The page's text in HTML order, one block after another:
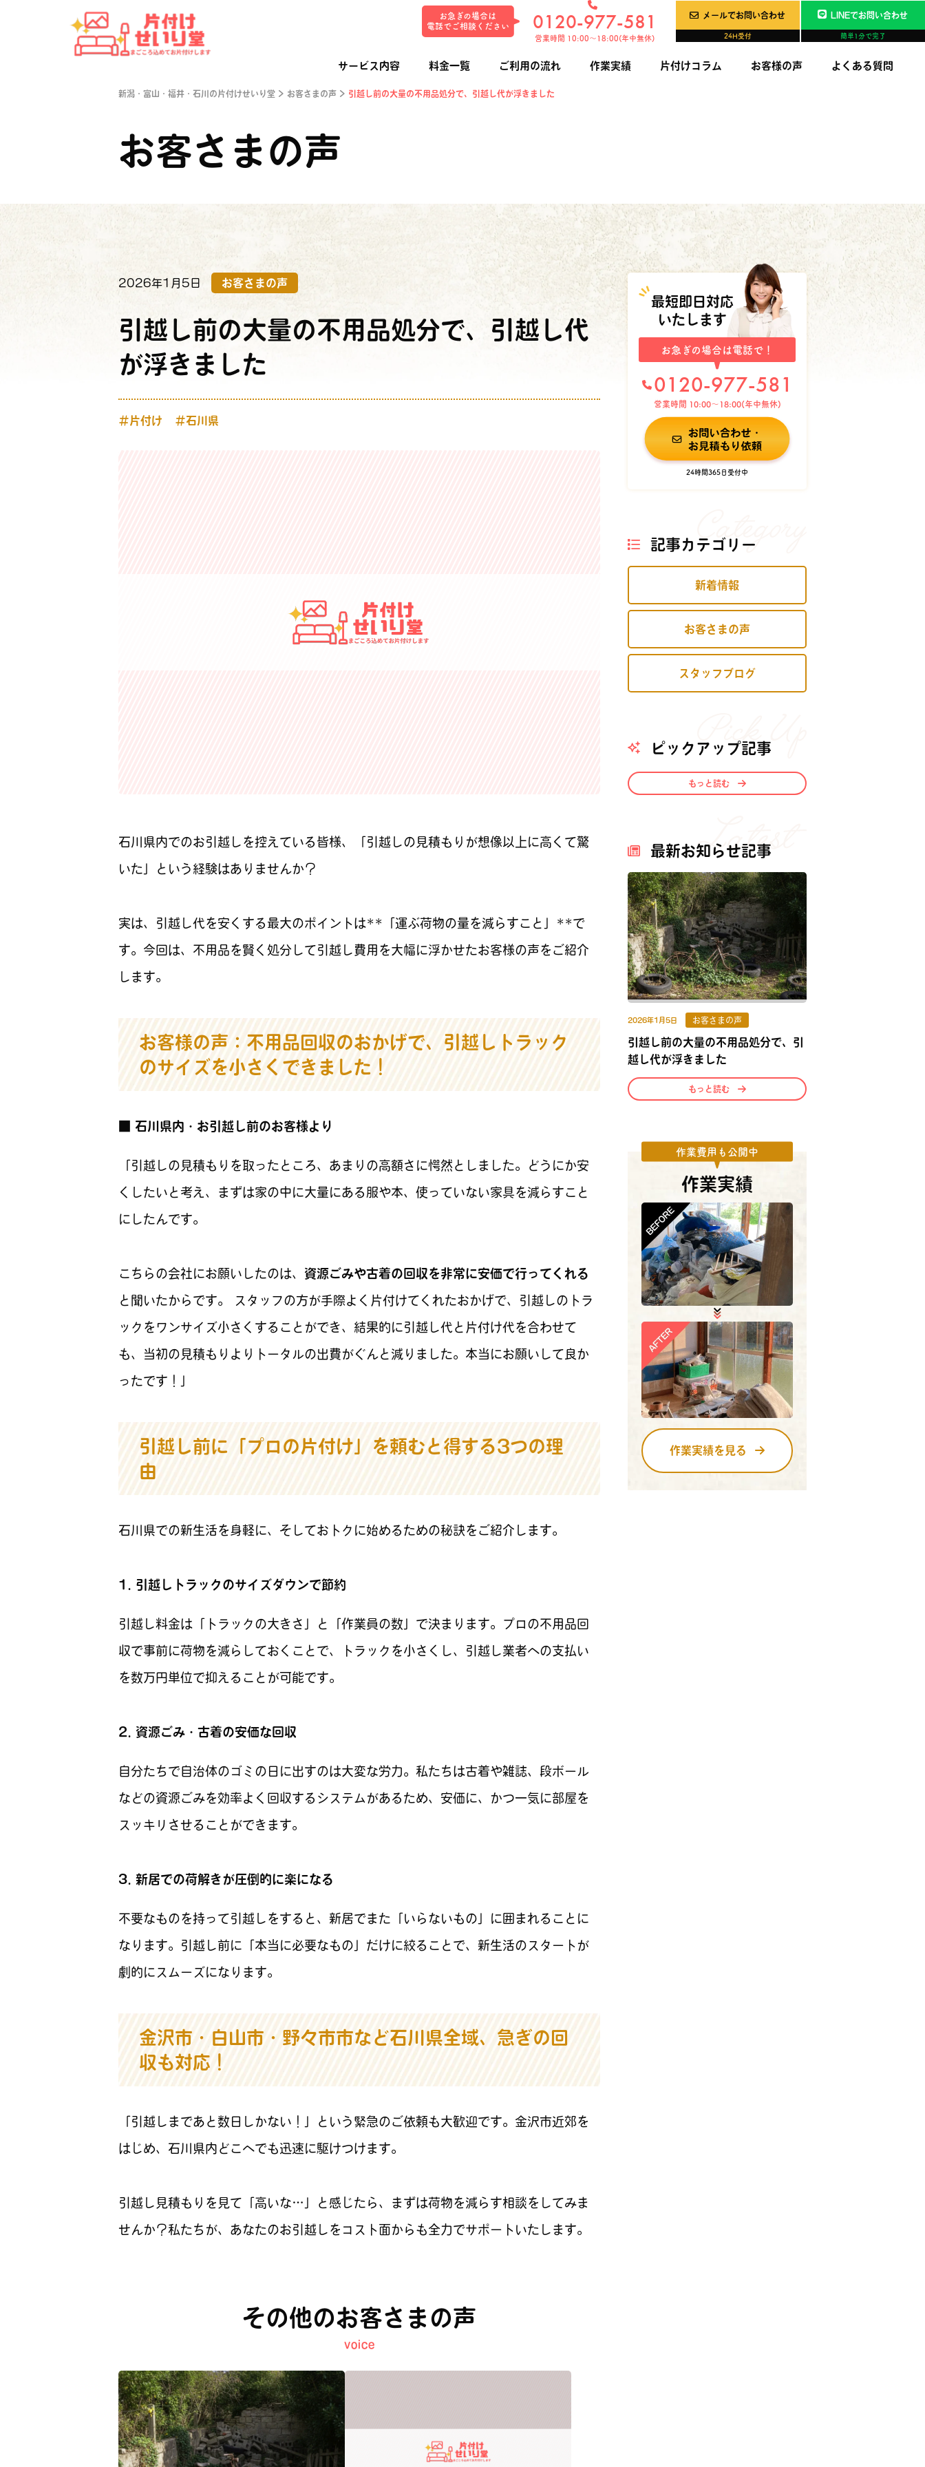
お急ぎの場合は
電話でご相談ください
0120-977-581
営業時間 10:00〜18:00(年中無休)
メールでお問い合わせ
24H受付
LINEでお問い合わせ
簡単1分で完了
サービス内容 料金一覧 ご利用の流れ 作業実績 片付けコラム お客様の声 よくある質問
新潟・富山・福井・石川の片付けせいり堂 > お客さまの声 > 引越し前の大量の不用品処分で、引越し代が浮きました
お客さまの声
2026年1月5日 お客さまの声
引越し前の大量の不用品処分で、引越し代
が浮きました
＃片付け ＃石川県
石川県内でのお引越しを控えている皆様、「引越しの見積もりが想像以上に高くて驚
いた」という経験はありませんか？
実は、引越し代を安くする最大のポイントは**「運ぶ荷物の量を減らすこと」**で
す。今回は、不用品を賢く処分して引越し費用を大幅に浮かせたお客様の声をご紹介
します。
お客様の声：不用品回収のおかげで、引越しトラック
のサイズを小さくできました！
■ 石川県内・お引越し前のお客様より
「引越しの見積もりを取ったところ、あまりの高額さに愕然としました。どうにか安
くしたいと考え、まずは家の中に大量にある服や本、使っていない家具を減らすこと
にしたんです。
こちらの会社にお願いしたのは、 資源ごみや古着の回収を非常に安価で行ってくれる
と聞いたからです。 スタッフの方が手際よく片付けてくれたおかげで、引越しのトラ
ックをワンサイズ小さくすることができ、結果的に引越し代と片付け代を合わせて
も、当初の見積もりよりトータルの出費がぐんと減りました。本当にお願いして良か
ったです！」
引越し前に「プロの片付け」を頼むと得する3つの理
由
石川県での新生活を身軽に、そしておトクに始めるための秘訣をご紹介します。
1. 引越しトラックのサイズダウンで節約
引越し料金は「トラックの大きさ」と「作業員の数」で決まります。プロの不用品回
収で事前に荷物を減らしておくことで、トラックを小さくし、引越し業者への支払い
を数万円単位で抑えることが可能です。
2. 資源ごみ・古着の安価な回収
自分たちで自治体のゴミの日に出すのは大変な労力。私たちは古着や雑誌、段ボール
などの資源ごみを効率よく回収するシステムがあるため、安価に、かつ一気に部屋を
スッキリさせることができます。
3. 新居での荷解きが圧倒的に楽になる
不要なものを持って引越しをすると、新居でまた「いらないもの」に囲まれることに
なります。引越し前に「本当に必要なもの」だけに絞ることで、新生活のスタートが
劇的にスムーズになります。
金沢市・白山市・野々市市など石川県全域、急ぎの回
収も対応！
「引越しまであと数日しかない！」という緊急のご依頼も大歓迎です。金沢市近郊を
はじめ、石川県内どこへでも迅速に駆けつけます。
引越し見積もりを見て「高いな…」と感じたら、まずは荷物を減らす相談をしてみま
せんか？私たちが、あなたのお引越しをコスト面からも全力でサポートいたします。
その他のお客さまの声
voice
最短即日対応
いたします
お急ぎの場合は電話で！
0120-977-581
営業時間 10:00〜18:00(年中無休)
24時間365日受付中
記事カテゴリー
新着情報
お客さまの声
スタッフブログ
ピックアップ記事
もっと読む
最新お知らせ記事
2026年1月5日 お客さまの声
引越し前の大量の不用品処分で、引
越し代が浮きました
もっと読む
作業費用も公開中
作業実績
作業実績を見る